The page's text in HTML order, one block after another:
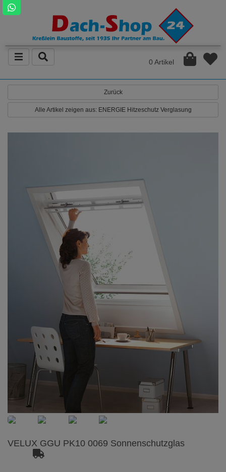
0 Artikel
Zurück
Alle Artikel zeigen aus: ENERGIE Hitzeschutz Verglasung
VELUX GGU PK10 0069 Sonnenschutzglas